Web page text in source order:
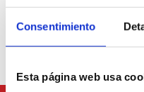
Consentimiento
Esta página web usa